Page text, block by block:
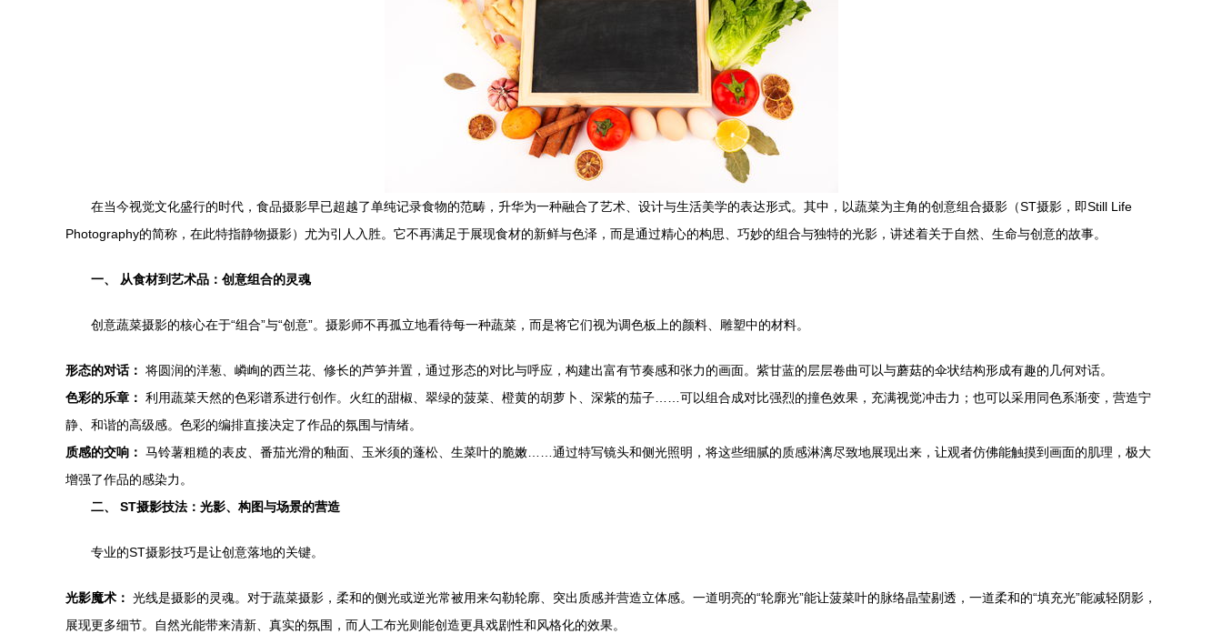
在当今视觉文化盛行的时代，食品摄影早已超越了单纯记录食物的范畴，升华为一种融合了艺术、设计与生活美学的表达形式。其中，以蔬菜为主角的创意组合摄影（ST摄影，即Still Life
Photography的简称，在此特指静物摄影）尤为引人入胜。它不再满足于展现食材的新鲜与色泽，而是通过精心的构思、巧妙的组合与独特的光影，讲述着关于自然、生命与创意的故事。
一、 从食材到艺术品：创意组合的灵魂
创意蔬菜摄影的核心在于“组合”与“创意”。摄影师不再孤立地看待每一种蔬菜，而是将它们视为调色板上的颜料、雕塑中的材料。
形态的对话： 将圆润的洋葱、嶙峋的西兰花、修长的芦笋并置，通过形态的对比与呼应，构建出富有节奏感和张力的画面。紫甘蓝的层层卷曲可以与蘑菇的伞状结构形成有趣的几何对话。
色彩的乐章： 利用蔬菜天然的色彩谱系进行创作。火红的甜椒、翠绿的菠菜、橙黄的胡萝卜、深紫的茄子……可以组合成对比强烈的撞色效果，充满视觉冲击力；也可以采用同色系渐变，营造宁
静、和谐的高级感。色彩的编排直接决定了作品的氛围与情绪。
质感的交响： 马铃薯粗糙的表皮、番茄光滑的釉面、玉米须的蓬松、生菜叶的脆嫩……通过特写镜头和侧光照明，将这些细腻的质感淋漓尽致地展现出来，让观者仿佛能触摸到画面的肌理，极大
增强了作品的感染力。
二、 ST摄影技法：光影、构图与场景的营造
专业的ST摄影技巧是让创意落地的关键。
光影魔术： 光线是摄影的灵魂。对于蔬菜摄影，柔和的侧光或逆光常被用来勾勒轮廓、突出质感并营造立体感。一道明亮的“轮廓光”能让菠菜叶的脉络晶莹剔透，一道柔和的“填充光”能减轻阴影，
展现更多细节。自然光能带来清新、真实的氛围，而人工布光则能创造更具戏剧性和风格化的效果。